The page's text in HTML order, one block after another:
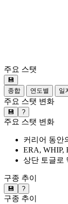
주요 스탯
💾
종합
연도별 일
주요 스탯 변화
💾 ?
주요 스탯 변화
커리어 동안
ERA, WHIP,
상단 토글로
구종 추이
💾 ?
구종 추이